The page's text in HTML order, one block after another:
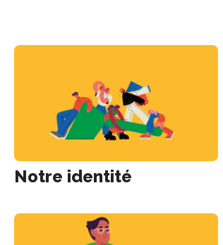
Notre identité